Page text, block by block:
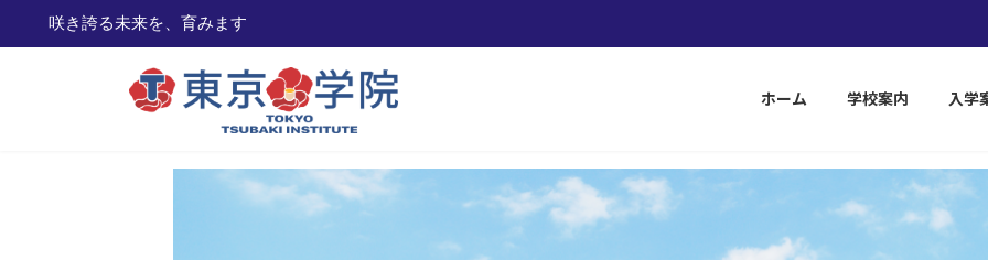
咲き誇る未来を、育み
ホーム 学校案内 入学